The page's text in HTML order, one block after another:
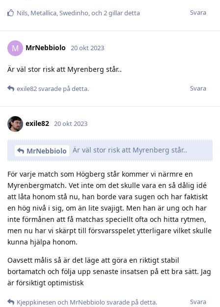
Svara
Nils, Metallica,Swedinho, och 2gillar detta
M MrNebbiolo 20 okt 2023
Är väl stor risk att Myrenberg står..
Svara
exile82svarade på detta.
exile82 20 okt 2023
MrNebbiolo Är väl stor risk att Myrenberg står..
För varje match som Högberg står kommer vi närmre en
Myrenbergmatch. Vet inte om det skulle vara en så dålig idé
att låta honom stå nu, han borde vara sugen och har faktiskt
en hög nivå i sig, om än lite svajigt. Men han är ung och har
inte förmånen att få matchas speciellt ofta och hitta rytmen,
men nu har vi skärpt till försvarsspelet ytterligare vilket skulle
kunna hjälpa honom.
Oavsett målis så är det läge att göra en riktigt stabil
bortamatch och följa upp senaste insatsen på ett bra sätt. Jag
är försiktigt optimistisk
Svara
Kjeppkinesen och MrNebbiolo svarade på detta.